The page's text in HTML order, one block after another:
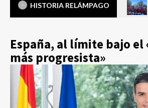
HISTORIA RELÁMPAGO
España, al límite bajo el
más progresista»